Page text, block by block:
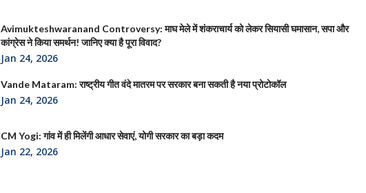
Avimukteshwaranand Controversy: माघ मेले में शंकराचार्य को लेकर सियासी घमासान, सपा और
कांग्रेस ने किया समर्थन! जानिए क्या है पूरा विवाद?
Jan 24, 2026
Vande Mataram: राष्ट्रीय गीत वंदे मातरम पर सरकार बना सकती है नया प्रोटोकॉल
Jan 24, 2026
CM Yogi: गांव में ही मिलेंगी आधार सेवाएं, योगी सरकार का बड़ा कदम
Jan 22, 2026